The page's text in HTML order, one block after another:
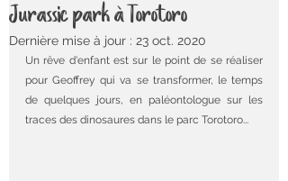
Jurassic park à Torotoro
Dernière mise à jour : 23 oct. 2020
Un rêve d'enfant est sur le point de se réaliser
pour Geoffrey qui va se transformer, le temps
de quelques jours, en paléontologue sur les
traces des dinosaures dans le parc Torotoro...